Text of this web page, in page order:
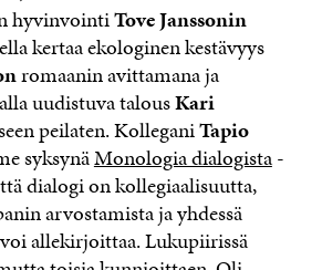
hyvinvointiTove Janssonin
kertaa ekologinen kestävyys
romaanin avittamana ja
uudistuva talousKari
peilaten. KolleganiTapio
syksynäMonologia dialogista-
dialogi on kollegiaalisuutta,
arvostamista ja yhdessä
allekirjoittaa. Lukupiirissä